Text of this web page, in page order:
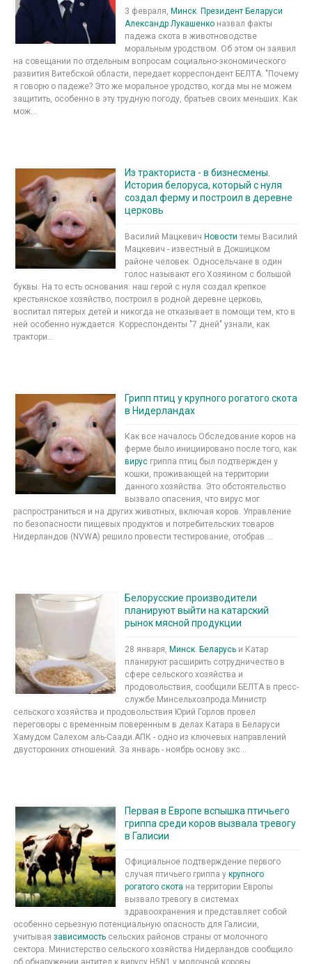
3 февраля, Минск. Президент Беларуси
Александр Лукашенко назвал факты
падежа скота в животноводстве
моральным уродством. Об этом он заявил
на совещании по отдельным вопросам социально-экономического
развития Витебской области, передает корреспондент БЕЛТА. "Почему
я говорю о падеже? Это же моральное уродство, когда мы не можем
защитить, особенно в эту трудную погоду, братьев своих меньших. Как
мож...
Из тракториста - в бизнесмены.
История белоруса, который с нуля
создал ферму и построил в деревне
церковь
Василий Мацкевич Новости темы Василий
Мацкевич - известный в Докшицком
районе человек. Односельчане в один
голос называют его Хозяином с большой
буквы. На то есть основания: наш герой с нуля создал крепкое
крестьянское хозяйство, построил в родной деревне церковь,
воспитал пятерых детей и никогда не отказывает в помощи тем, кто в
ней особенно нуждается. Корреспонденты "7 дней" узнали, как
трактори...
Грипп птиц у крупного рогатого скота
в Нидерландах
Как все началось Обследование коров на
ферме было инициировано после того, как
вирус гриппа птиц был подтвержден у
кошки, проживающей на территории
данного хозяйства. Это обстоятельство
вызвало опасения, что вирус мог
распространиться и на других животных, включая коров. Управление
по безопасности пищевых продуктов и потребительских товаров
Нидерландов (NVWA) решило провести тестирование, отобрав ...
Белорусские производители
планируют выйти на катарский
рынок мясной продукции
28 января, Минск Беларусь и Катар
планируют расширить сотрудничество в
сфере сельского хозяйства и
продовольствия, сообщили БЕЛТА в пресс-
службе Минсельхозпрода.Министр
сельского хозяйства и продовольствия Юрий Горлов провел
переговоры с временным поверенным в делах Катара в Беларуси
Хамудом Салехом аль-Саади.АПК - одно из ключевых направлений
двусторонних отношений. За январь - ноябрь основу экс...
Первая в Европе вспышка птичьего
гриппа среди коров вызвала тревогу
в Галисии
Официальное подтверждение первого
случая птичьего гриппа у крупного
рогатого скота на территории Европы
вызвало тревогу в системах
здравоохранения и представляет собой
особенно серьезную потенциальную опасность для Галисии,
учитывая зависимость сельских районов страны от молочного
сектора. Министерство сельского хозяйства Нидерландов сообщило
об обнаружении антител к вирусу H5N1 у молочной коровы ...